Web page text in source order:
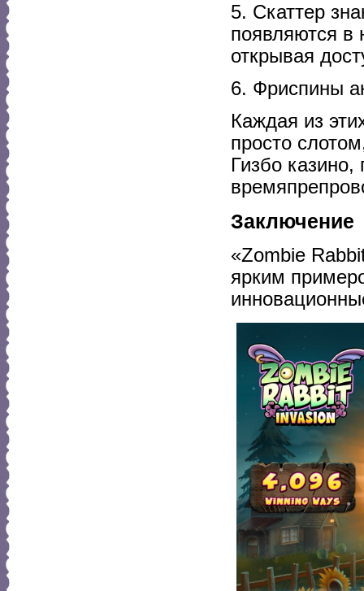
5. Скаттер
появляются в
открывая
6. Фриспины
Каждая из
просто
Гизбо
Заключение
«Zombie
ярким